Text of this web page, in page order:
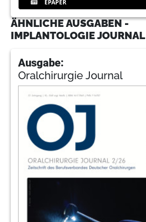
EPAPER
ÄHNLICHE AUSGABEN -
IMPLANTOLOGIE JOURNAL
Ausgabe:
Oralchirurgie Journal